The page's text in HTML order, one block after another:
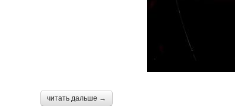
читать дальше →